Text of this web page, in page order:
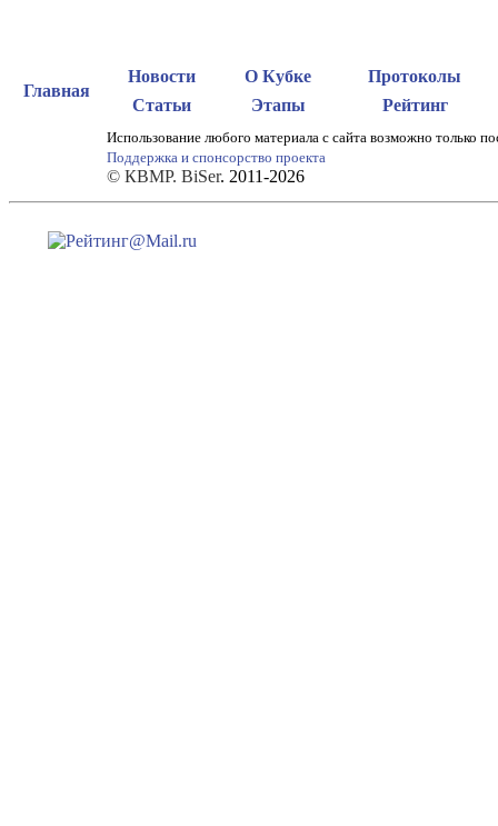
Главная
Новости О Кубке
Протоколы
Статьи
Этапы Рейтинг
Использование любого материала с сайта возможно только
Поддержка и спонсорство проекта
© КВМР. BiSer. 2011-2026